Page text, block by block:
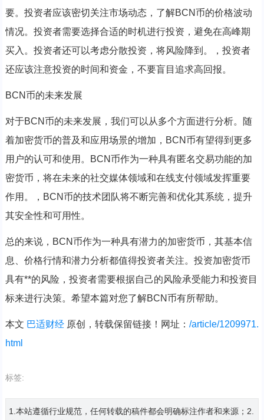
要。投资者应该密切关注市场动态，了解BCN币的价格波动
情况。投资者需要选择合适的时机进行投资，避免在高峰期
买入。投资者还可以考虑分散投资，将风险降到。，投资者
还应该注意投资的时间和资金，不要盲目追求高回报。
BCN币的未来发展
对于BCN币的未来发展，我们可以从多个方面进行分析。随
着加密货币的普及和应用场景的增加，BCN币有望得到更多
用户的认可和使用。BCN币作为一种具有匿名交易功能的加
密货币，将在未来的社交媒体领域和在线支付领域发挥重要
作用。，BCN币的技术团队将不断完善和优化其系统，提升
其安全性和可用性。
总的来说，BCN币作为一种具有潜力的加密货币，其基本信
息、价格行情和潜力分析都值得投资者关注。投资加密货币
具有**的风险，投资者需要根据自己的风险承受能力和投资目
标来进行决策。希望本篇对您了解BCN币有所帮助。
本文 巴适财经原创，转载保留链接！网址： /article/1209971.
html
标签:
1.本站遵循行业规范，任何转载的稿件都会明确标注作者和来源；2.